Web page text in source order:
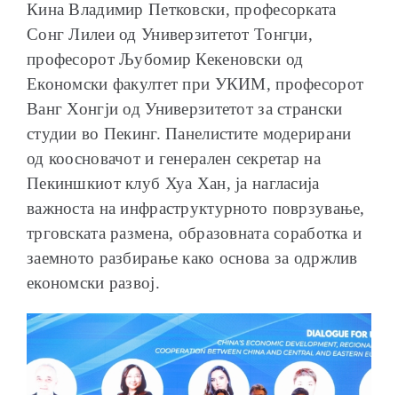
Кина Владимир Петковски, професорката
Сонг Лилеи од Универзитетот Тонгџи,
професорот Љубомир Кекеновски од
Економски факултет при УКИМ, професорот
Ванг Хонгји од Универзитетот за странски
студии во Пекинг. Панелистите модерирани
од коосновачот и генерален секретар на
Пекиншкиот клуб Хуа Хан, ја нагласија
важноста на инфраструктурното поврзување,
трговската размена, образовната соработка и
заемното разбирање како основа за одржлив
економски развој.